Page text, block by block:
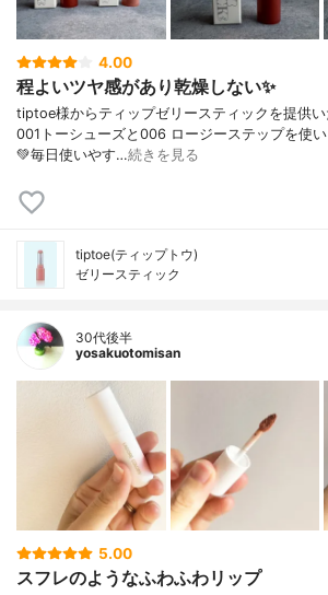
4.00
程よいツヤ感があり乾燥しない✨
tiptoe様からティップゼリースティックを提供
001トーシューズと006 ロージーステップを使
💚毎日使いやす…続きを見る
tiptoe(ティップトウ)
ゼリースティック
30代後半
yosakuotomisan
5.00
スフレのようなふわふわリップ